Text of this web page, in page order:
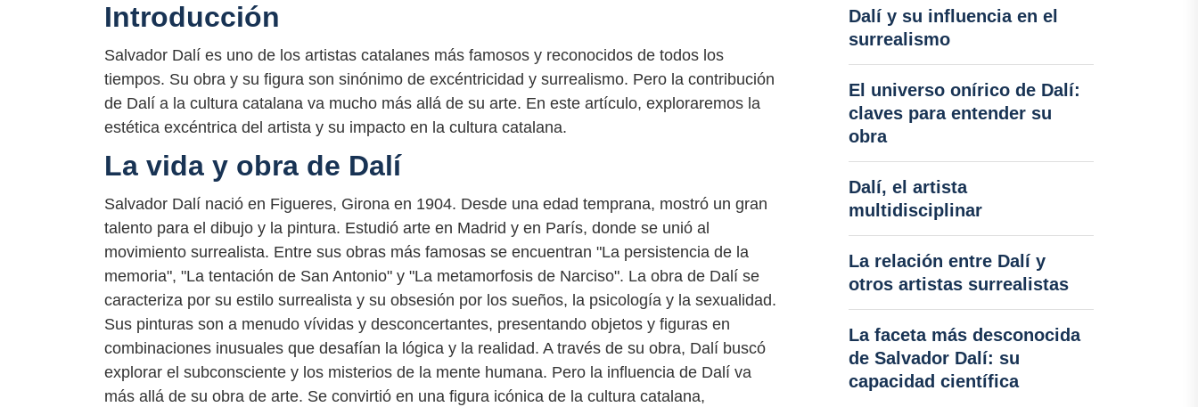
Introducción
Salvador Dalí es uno de los artistas catalanes más famosos y reconocidos de todos los
tiempos. Su obra y su figura son sinónimo de excéntricidad y surrealismo. Pero la contribución
de Dalí a la cultura catalana va mucho más allá de su arte. En este artículo, exploraremos la
estética excéntrica del artista y su impacto en la cultura catalana.
La vida y obra de Dalí
Salvador Dalí nació en Figueres, Girona en 1904. Desde una edad temprana, mostró un gran
talento para el dibujo y la pintura. Estudió arte en Madrid y en París, donde se unió al
movimiento surrealista. Entre sus obras más famosas se encuentran "La persistencia de la
memoria", "La tentación de San Antonio" y "La metamorfosis de Narciso". La obra de Dalí se
caracteriza por su estilo surrealista y su obsesión por los sueños, la psicología y la sexualidad.
Sus pinturas son a menudo vívidas y desconcertantes, presentando objetos y figuras en
combinaciones inusuales que desafían la lógica y la realidad. A través de su obra, Dalí buscó
explorar el subconsciente y los misterios de la mente humana. Pero la influencia de Dalí va
más allá de su obra de arte. Se convirtió en una figura icónica de la cultura catalana,
Dalí y su influencia en el
surrealismo
El universo onírico de Dalí:
claves para entender su
obra
Dalí, el artista
multidisciplinar
La relación entre Dalí y
otros artistas surrealistas
La faceta más desconocida
de Salvador Dalí: su
capacidad científica